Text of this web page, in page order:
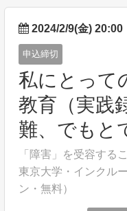
2024/2/9(金) 20:00
申込締切
私にとって
教育（実践
難、でもと
「障害」を受容する
東京大学・インクル
ン・無料）